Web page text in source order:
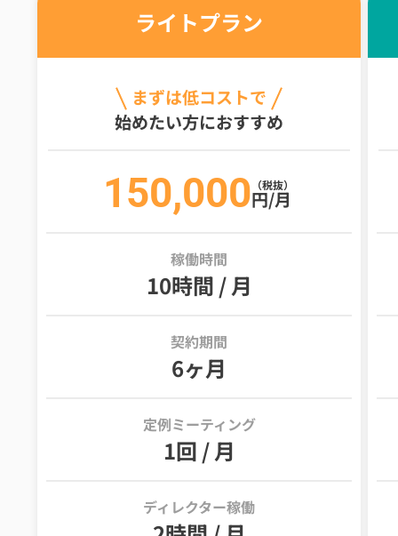
ライトプラン
まずは低コストで
始めたい方におすすめ
150,000 （税抜）
円/月
稼働時間
10時間 / 月
契約期間
6ヶ月
定例ミーティング
1回 / 月
ディレクター稼働